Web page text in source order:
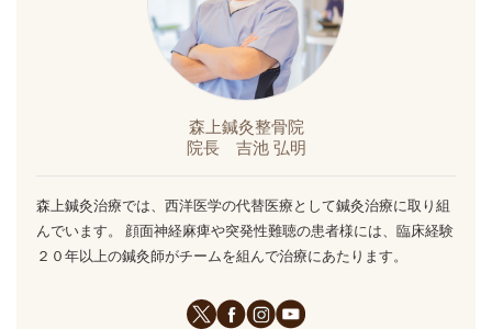
森上鍼灸整骨院
院長 吉池 弘明
森上鍼灸治療では、西洋医学の代替医療として鍼灸治療に取り組
んでいます。 顔面神経麻痺や突発性難聴の患者様には、臨床経験
２０年以上の鍼灸師がチームを組んで治療にあたります。